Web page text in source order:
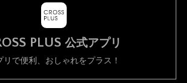
PLUS 公式アプリ
リで便利、おしゃれをプラス！